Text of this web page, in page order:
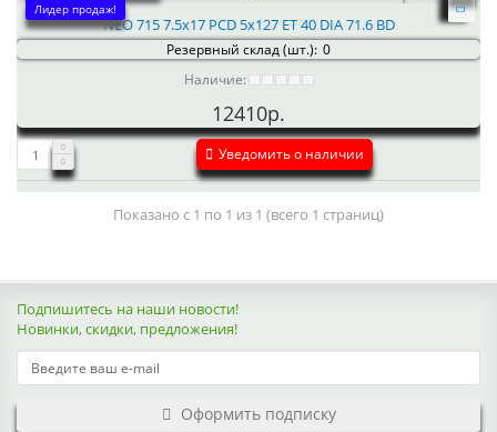
Лидер продаж!
NEO 715 7.5x17 PCD 5x127 ET 40 DIA 71.6 BD
Резервный склад (шт.): 0
Наличие:
12410р.
Уведомить о наличии
Показано с 1 по 1 из 1 (всего 1 страниц)
Подпишитесь на наши новости!
Новинки, скидки, предложения!
Оформить подписку